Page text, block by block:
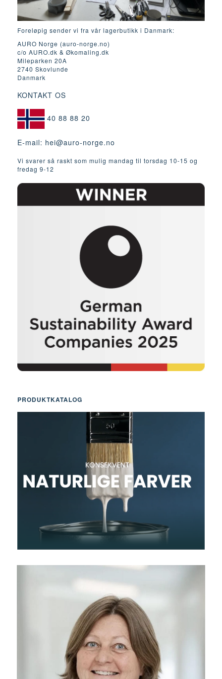
Foreløpig sender vi fra vår lagerbutikk i Danmark:
AURO Norge (auro-norge.no)
c/o AURO.dk & Økomaling.dk
Mileparken 20A
2740 Skovlunde
Danmark
KONTAKT OS
40 88 88 20
E-mail: hei@auro-norge.no
Vi svarer så raskt som mulig mandag til torsdag 10-15 og
fredag ​​9-12
PRODUKTKATALOG